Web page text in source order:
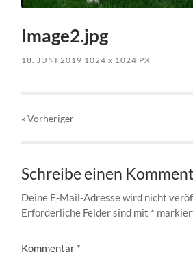
Image2.jpg
18. JUNI 2019 1024x 1024 PX
« Vorheriger
Schreibe einen
Deine E-Mail-Adresse wird nicht
Erforderliche Felder sind mit *
Kommentar *